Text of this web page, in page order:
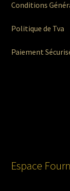
Conditions
Politique de Tva
Paiement
Espace